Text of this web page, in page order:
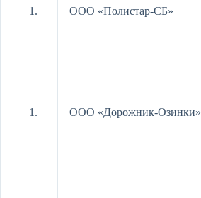
ООО «Полистар-СБ»
ООО «Дорожник-Озинки»